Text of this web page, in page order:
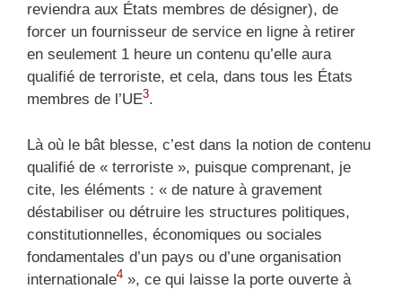
reviendra aux États membres de désigner), de
forcer un fournisseur de service en ligne à retirer
en seulement 1 heure un contenu qu’elle aura
qualifié de terroriste, et cela, dans tous les États
membres de l’UE3.
Là où le bât blesse, c’est dans la notion de contenu
qualifié de « terroriste », puisque comprenant, je
cite, les éléments : « de nature à gravement
déstabiliser ou détruire les structures politiques,
constitutionnelles, économiques ou sociales
fondamentales d’un pays ou d’une organisation
internationale4 », ce qui laisse la porte ouverte à